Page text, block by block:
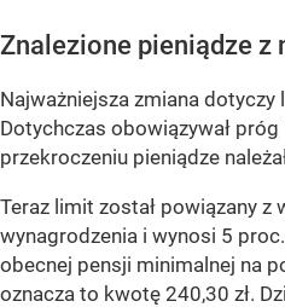
Znalezione pieniądze z
Najważniejsza zmiana
Dotychczas obowiązywał
przekroczeniu pieniądze
Teraz limit został powiązany
wynagrodzenia i wynosi 5
obecnej pensji minimalnej na
oznacza to kwotę 240,30 zł.